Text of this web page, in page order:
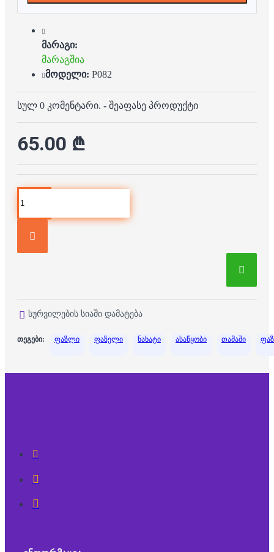
მარაგი:
მარაგშია
მოდელი: P082
სულ 0 კომენტარი. - შეაფასე პროდუქტი
65.00 ₾
სურვილების სიაში დამატება
თეგები: ფაზლი ფაზელი ნახატი ასაწყობი თამაში